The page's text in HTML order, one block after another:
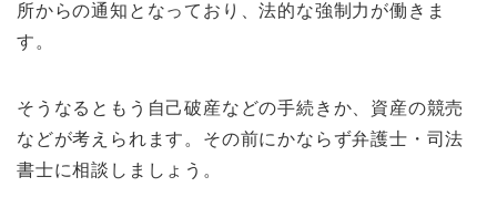
所からの通知となっており、法的な強制力が働きま
す。
そうなるともう自己破産などの手続きか、資産の競売
などが考えられます。その前にかならず弁護士・司法
書士に相談しましょう。